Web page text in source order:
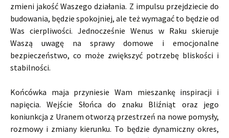
zmieni jakość Waszego działania. Z impulsu przejdziecie do
budowania, będzie spokojniej, ale też wymagać to będzie od
Was cierpliwości. Jednocześnie Wenus w Raku skieruje
Waszą uwagę na sprawy domowe i emocjonalne
bezpieczeństwo, co może zwiększyć potrzebę bliskości i
stabilności.
Końcówka maja przyniesie Wam mieszankę inspiracji i
napięcia. Wejście Słońca do znaku Bliźniąt oraz jego
koniunkcja z Uranem otworzą przestrzeń na nowe pomysły,
rozmowy i zmiany kierunku. To będzie dynamiczny okres,